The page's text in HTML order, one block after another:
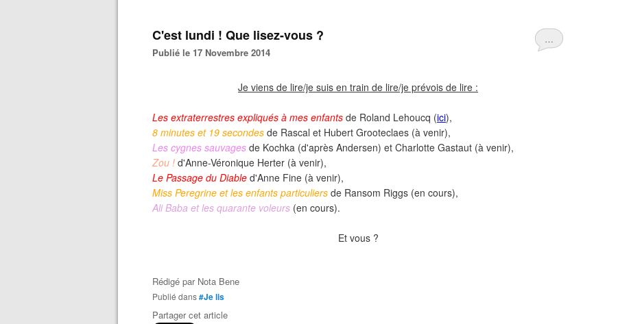
…
C'est lundi ! Que lisez-vous ?
Publié le 17 Novembre 2014
Je viens de lire/je suis en train de lire/je prévois de lire :
Les extraterrestres expliqués à mes enfants de Roland Lehoucq (ici),
8 minutes et 19 secondes de Rascal et Hubert Grooteclaes (à venir),
Les cygnes sauvages de Kochka (d'après Andersen) et Charlotte Gastaut (à venir),
Zou ! d'Anne-Véronique Herter (à venir),
Le Passage du Diable d'Anne Fine (à venir),
Miss Peregrine et les enfants particuliers de Ransom Riggs (en cours),
Ali Baba et les quarante voleurs (en cours).
Et vous ?
Rédigé par Nota Bene
Publié dans#Je lis
Partager cet article